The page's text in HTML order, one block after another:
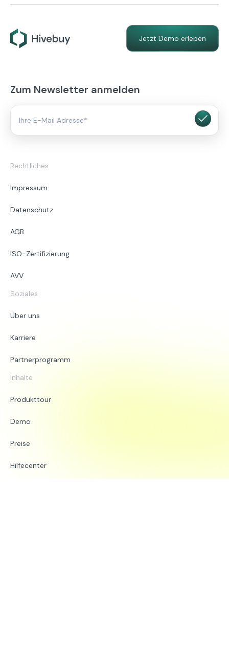
Jetzt Demo erleben
Inhalte
Produkttour
Demo
Preise
Hilfecenter
Soziales
Über uns
Karriere
Partnerprogramm
Rechtliches
Impressum
Datenschutz
AGB
ISO-Zertifizierung
AVV
Zum Newsletter anmelden